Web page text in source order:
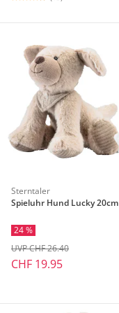
Sterntaler
Spieluhr Hund Lucky 20cm
24 %
CHF 19.95
UVP CHF 26.40